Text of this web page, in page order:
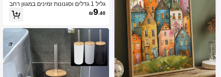
גליל 1 גדלים וסגנונות זמינים במגוון רחב
של PVC מוכתם 3D חלון זכוכית נצמדים
פרטיות בידוד מדבקות חלון למשרד מחסן
ת הזזה מזכוכית, חג המולד וקישוטי חג א
₪9.40